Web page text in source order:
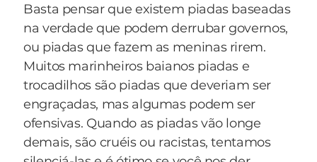
boa loira.
- Se você chegar lá e ainda quiser se matar, pelo
menos você conheceu a Europa!
- Ah, até que é uma boa idéia - disse ela,
animando-se e acompanhando o marinheiro
até um bote salva-vidas onde ela viajaria,
clandestina.
O marinheiro ficou de trazer comida e água
Basta pensar que existem piadas baseadas
na verdade que podem derrubar governos,
ou piadas que fazem as meninas rirem.
Muitos marinheiros baianos piadas e
trocadilhos são piadas que deveriam ser
engraçadas, mas algumas podem ser
ofensivas. Quando as piadas vão longe
demais, são cruéis ou racistas, tentamos